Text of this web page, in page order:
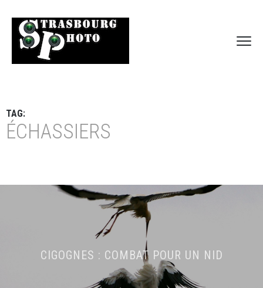
TAG:
ÉCHASSIERS
CIGOGNES : COMBAT POUR UN NID